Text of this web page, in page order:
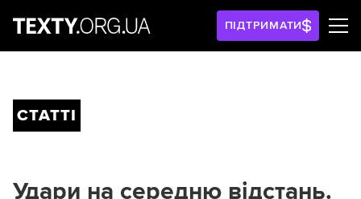
ПІДТРИМАТИ
СТАТТІ
Удари на середню відстань.